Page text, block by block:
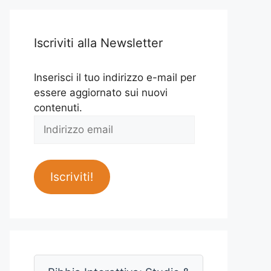
Iscriviti alla Newsletter
Inserisci il tuo indirizzo e-mail per
essere aggiornato sui nuovi
contenuti.
Indirizzo
Iscriviti!